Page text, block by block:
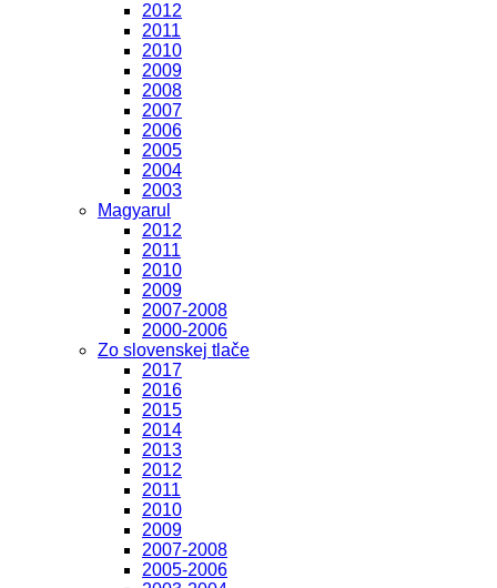
2012
2011
2010
2009
2008
2007
2006
2005
2004
2003
Magyarul
2012
2011
2010
2009
2007-2008
2000-2006
Zo slovenskej tlače
2017
2016
2015
2014
2013
2012
2011
2010
2009
2007-2008
2005-2006